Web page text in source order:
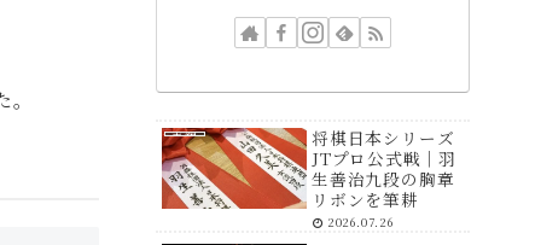
実績
将棋日本シリーズ
JTプロ公式戦｜羽
生善治九段の胸章
リボンを筆耕
2026.07.26